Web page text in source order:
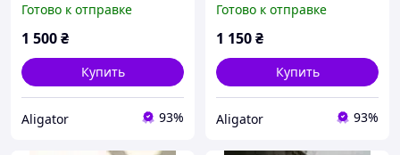
военная кофта на флисе
олива соты, армейская
Готово к отправке
1 500₴
Купить
Aligator 93%
на замке для военных,
кофта на флисе военная
Готово к отправке
1 150₴
Купить
Aligator 93%